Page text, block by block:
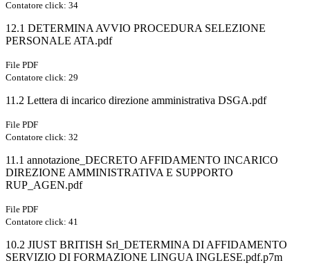
Contatore click: 34
12.1 DETERMINA AVVIO PROCEDURA SELEZIONE
PERSONALE ATA.pdf
File PDF
Contatore click: 29
11.2 Lettera di incarico direzione amministrativa DSGA.pdf
File PDF
Contatore click: 32
11.1 annotazione_DECRETO AFFIDAMENTO INCARICO
DIREZIONE AMMINISTRATIVA E SUPPORTO
RUP_AGEN.pdf
File PDF
Contatore click: 41
10.2 JIUST BRITISH Srl_DETERMINA DI AFFIDAMENTO
SERVIZIO DI FORMAZIONE LINGUA INGLESE.pdf.p7m